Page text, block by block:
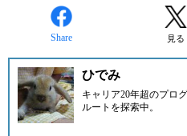
Share 見る
ひでみ
キャリア20年超のプロ
ルートを探索中。